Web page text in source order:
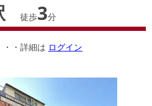
徒歩3分
・詳細は ログイン